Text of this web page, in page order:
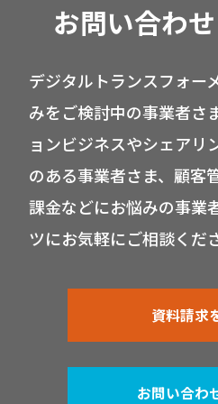
お問い合わ
デジタルトランスフォー
みをご検討中の事業者さ
ョンビジネスやシェアリ
のある事業者さま、顧客
課金などにお悩みの事業
ツにお気軽にご相談くだ
資料請求
お問い合わ